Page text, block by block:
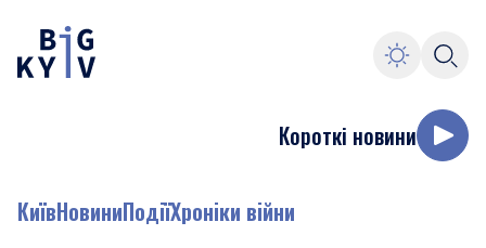
Короткі новини
КиївНовиниПодіїХроніки війни